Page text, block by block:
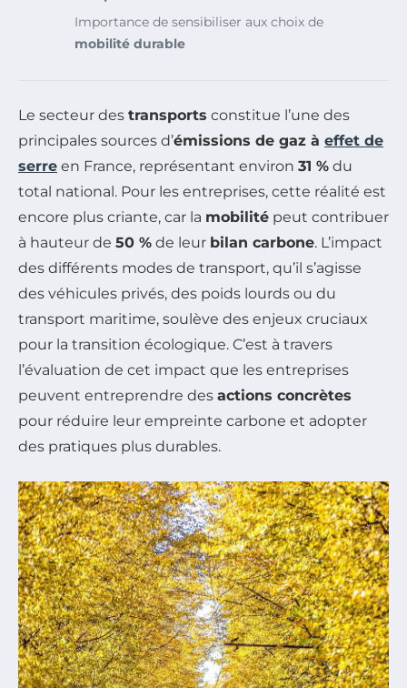
Importance de sensibiliser aux choix de
mobilité durable
Le secteur des transports constitue l’une des
principales sources d’émissions de gaz à effet de
serre en France, représentant environ 31 % du
total national. Pour les entreprises, cette réalité est
encore plus criante, car la mobilité peut contribuer
à hauteur de 50 % de leur bilan carbone. L’impact
des différents modes de transport, qu’il s’agisse
des véhicules privés, des poids lourds ou du
transport maritime, soulève des enjeux cruciaux
pour la transition écologique. C’est à travers
l’évaluation de cet impact que les entreprises
peuvent entreprendre des actions concrètes
pour réduire leur empreinte carbone et adopter
des pratiques plus durables.